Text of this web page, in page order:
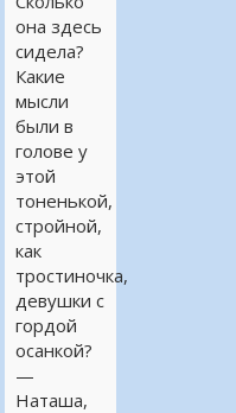
она здесь
сидела?
Какие
мысли
были в
голове у
этой
тоненькой,
стройной,
как
тростиночка,
девушки с
гордой
осанкой?
—
Наташа,